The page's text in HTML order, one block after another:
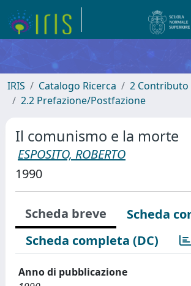
IRIS Catalogo Ricerca
2 Contributo
2.2 Prefazione/Postfazione
Il comunismo e la morte
ESPOSITO, ROBERTO
1990
Scheda breve
Scheda
Scheda completa (DC)
Anno di pubblicazione